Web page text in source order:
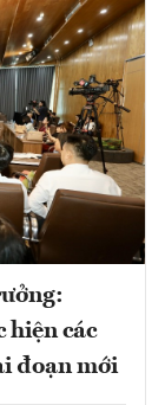
hiện các
đoạn mới